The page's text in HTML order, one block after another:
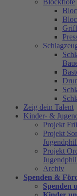
Blockflöte
Zeig dein Talent
Kinder- &
Projekt
Projekt
Projekt
Archiv
Spenden &
Spenden